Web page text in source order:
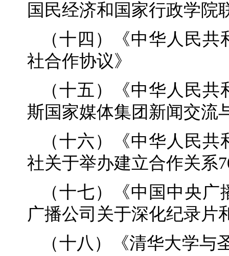
国民经济和国家行政学院
（十四）《中华人民
社合作协议》
（十五）《中华人民
斯国家媒体集团新闻交流
（十六）《中华人民
社关于举办建立合作关系
（十七）《中国中央
广播公司关于深化纪录片
（十八）《清华大学